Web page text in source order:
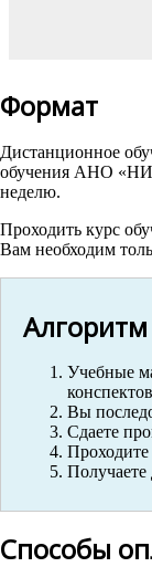
Формат
Дистанционное
обучения АНО
неделю.
Проходить курс
Вам необходим
Учебные
Вы
Сдаете
Проходите
Получаете
Способы